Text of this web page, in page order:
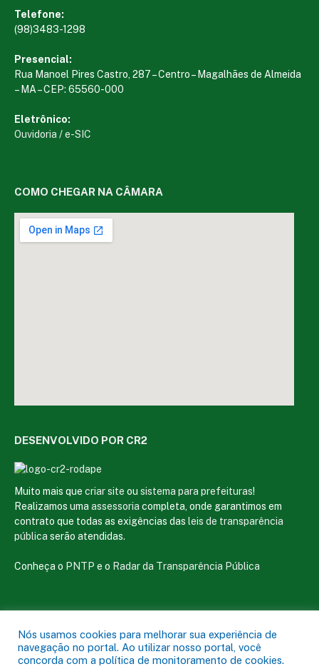
Telefone:
(98)3483-1298
Presencial:
Rua Manoel Pires Castro, 287 – Centro – Magalhães de Almeida
– MA – CEP: 65560-000
Eletrônico:
Ouvidoria /e-SIC
COMO CHEGAR NA CÂMARA
DESENVOLVIDO POR CR2
Muito mais que criar site ou sistema para prefeituras!
Realizamos uma assessoria completa, onde garantimos em
contrato que todas as exigências das leis de transparência
pública serão atendidas.
Conheça o PNTP e o Radar da Transparência Pública
Todos os direitos reservados a Câmara Municipal de Magalhães de
Almeida
Nós usamos cookies para melhorar sua experiência de
navegação no portal. Ao utilizar nosso portal, você
concorda com a política de monitoramento de cookies.